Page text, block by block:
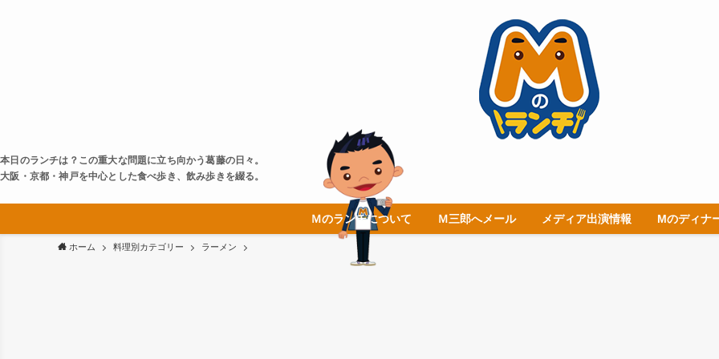
本日のランチは？この重大な問題に立ち向かう葛藤の日々。
大阪・京都・神戸を中心とした食べ歩き、飲み歩きを綴る。
Ｍのランチについて Ｍ三郎へメール メディア出演情報 Mのディナ
ホーム 料理別カテゴリー ラーメン